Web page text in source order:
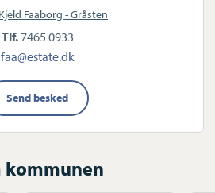
Faaborg - Gråsten
Tlf. 7465 0933
faa@estate.dk
Send besked
kommunen